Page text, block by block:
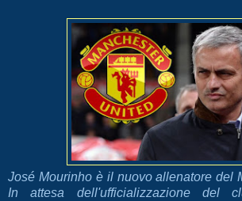
José Mourinho è il nuovo allenatore del
In attesa dell'ufficializzazione del